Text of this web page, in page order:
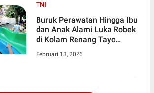
TNI
Buruk Perawatan Hingga Ibu
dan Anak Alami Luka Robek
di Kolam Renang Tayo
Februari 13, 2026